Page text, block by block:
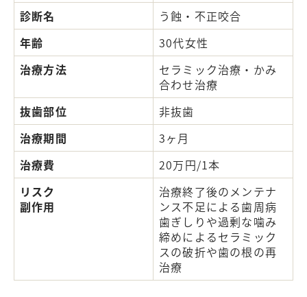
診断名
う蝕・不正咬合
年齢
30代女性
治療方法
セラミック治療・かみ
合わせ治療
抜歯部位
非抜歯
治療期間
3ヶ月
治療費
20万円/1本
リスク
副作用
治療終了後のメンテナ
ンス不足による歯周病
歯ぎしりや過剰な噛み
締めによるセラミック
スの破折や歯の根の再
治療